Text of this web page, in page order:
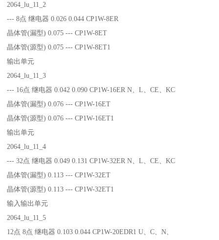
2064_lu_11_2
--- 8点 继电器 0.026 0.044 CP1W-8ER
晶体管(漏型) 0.075 --- CP1W-8ET
晶体管(源型) 0.075 --- CP1W-8ET1
输出单元
2064_lu_11_3
--- 16点 继电器 0.042 0.090 CP1W-16ER N、L、CE、KC
晶体管(漏型) 0.076 --- CP1W-16ET
晶体管(源型) 0.076 --- CP1W-16ET1
输出单元
2064_lu_11_4
--- 32点 继电器 0.049 0.131 CP1W-32ER N、L、CE、KC
晶体管(漏型) 0.113 --- CP1W-32ET
晶体管(源型) 0.113 --- CP1W-32ET1
输入输出单元
2064_lu_11_5
12点 8点 继电器 0.103 0.044 CP1W-20EDR1 U、C、N、